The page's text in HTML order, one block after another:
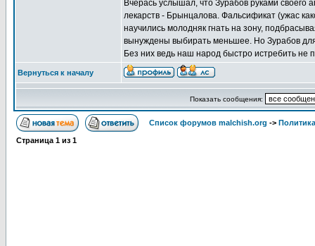
Вчерась услышал, что Зурабов руками своего
лекарств - Брынцалова. Фальсификат (ужас
научились молодняк гнать на зону,
вынуждены выбирать меньшее. Но Зурабов
Без них ведь наш народ быстро истребить не
Вернуться к началу
Показать сообщения:
Список форумов malchish.org ->
Страница 1 из 1